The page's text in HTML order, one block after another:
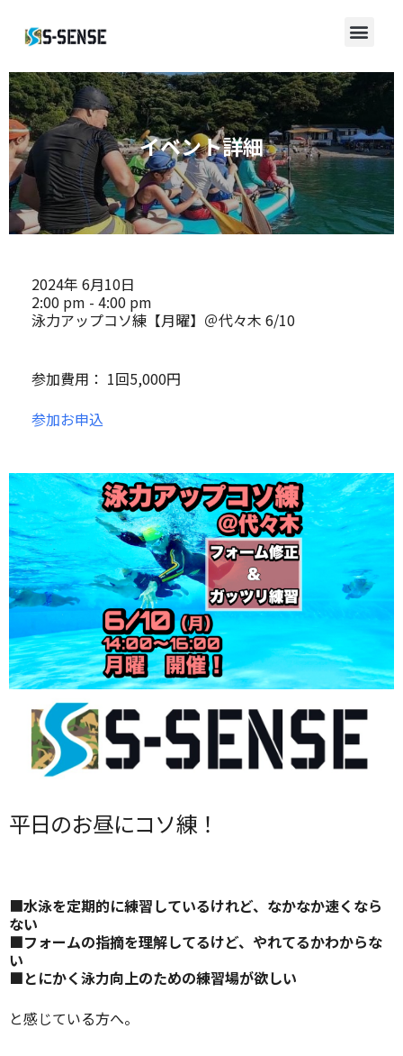
イベント詳細
2024年 6月10日
2:00 pm - 4:00 pm
泳力アップコソ練【月曜】＠代々木 6/10
参加費用： 1回5,000円
参加お申込
平日のお昼にコソ練！
■水泳を定期的に練習しているけれど、なかなか速くなら
ない
■フォームの指摘を理解してるけど、やれてるかわからな
い
■とにかく泳力向上のための練習場が欲しい
と感じている方へ。